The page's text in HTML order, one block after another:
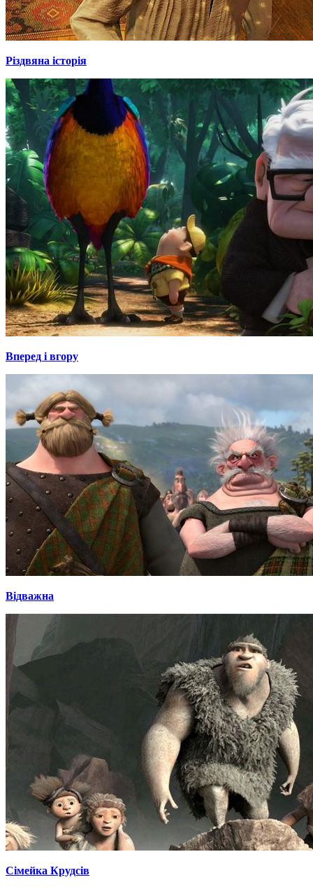
Різдвяна історія
Вперед і вгору
Відважна
Сімейка Крудсів